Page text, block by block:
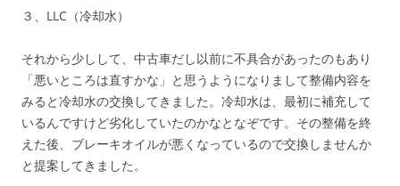
３、LLC（冷却水）
それから少しして、中古車だし以前に不具合があったのもあり
「悪いところは直すかな」と思うようになりまして整備内容を
みると冷却水の交換してきました。冷却水は、最初に補充して
いるんですけど劣化していたのかなとなぞです。その整備を終
えた後、ブレーキオイルが悪くなっているので交換しませんか
と提案してきました。